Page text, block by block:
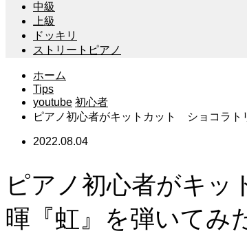
中級
上級
ドッキリ
ストリートピアノ
ホーム
Tips
youtube 初心者
ピアノ初心者がキットカット ショコラ
2022.08.04
ピアノ初心者がキ
暉『虹』を弾いてみ